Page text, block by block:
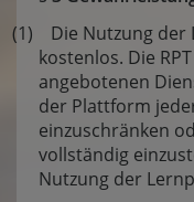
(1) Die Nutzung der
kostenlos. Die
angebotenen
der Plattform
einzuschränken
vollständig
Nutzung der